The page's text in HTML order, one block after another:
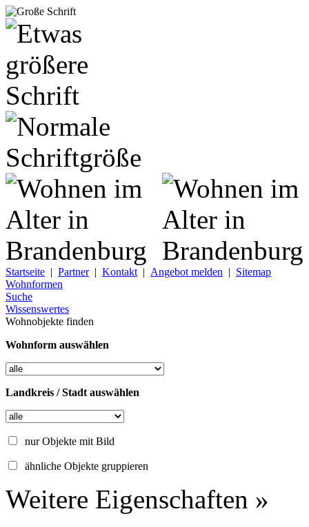
Startseite | Partner| Kontakt | Angebot melden | Sitemap
Wohnformen
Suche
Wissenswertes
Wohnobjekte finden
Wohnform auswählen
Landkreis / Stadt auswählen
nur Objekte mit Bild
ähnliche Objekte gruppieren
Weitere Eigenschaften »